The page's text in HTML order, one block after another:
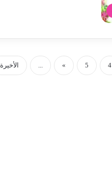
4
5
»
... الأخيرة